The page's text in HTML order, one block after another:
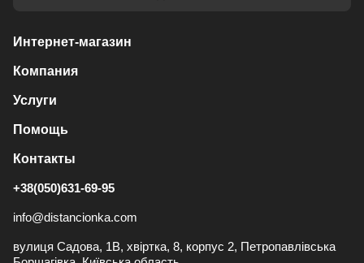
Интернет-магазин
Компания
Услуги
Помощь
Контакты
+38(050)631-69-95
info@distancionka.com
вулиця Садова, 1В, хвіртка, 8, корпус 2, Петропавлівська